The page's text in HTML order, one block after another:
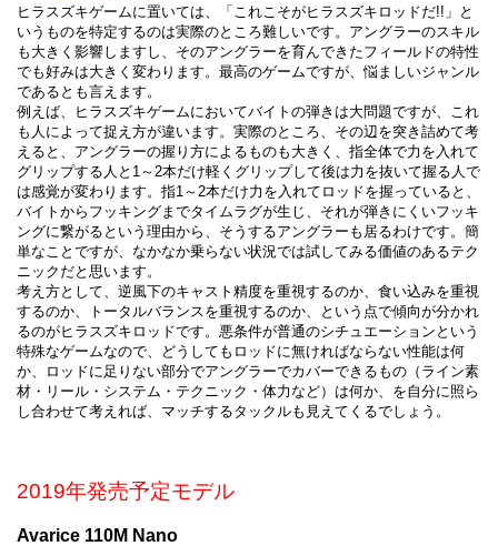
ヒラスズキゲームに置いては、「これこそがヒラスズキロッドだ!!」と
いうものを特定するのは実際のところ難しいです。アングラーのスキル
も大きく影響しますし、そのアングラーを育んできたフィールドの特性
でも好みは大きく変わります。最高のゲームですが、悩ましいジャンル
であるとも言えます。
例えば、ヒラスズキゲームにおいてバイトの弾きは大問題ですが、これ
も人によって捉え方が違います。実際のところ、その辺を突き詰めて考
えると、アングラーの握り方によるものも大きく、指全体で力を入れて
グリップする人と1～2本だけ軽くグリップして後は力を抜いて握る人で
は感覚が変わります。指1～2本だけ力を入れてロッドを握っていると、
バイトからフッキングまでタイムラグが生じ、それが弾きにくいフッキ
ングに繋がるという理由から、そうするアングラーも居るわけです。簡
単なことですが、なかなか乗らない状況では試してみる価値のあるテク
ニックだと思います。
考え方として、逆風下のキャスト精度を重視するのか、食い込みを重視
するのか、トータルバランスを重視するのか、という点で傾向が分かれ
るのがヒラスズキロッドです。悪条件が普通のシチュエーションという
特殊なゲームなので、どうしてもロッドに無ければならない性能は何
か、ロッドに足りない部分でアングラーでカバーできるもの（ライン素
材・リール・システム・テクニック・体力など）は何か、を自分に照ら
し合わせて考えれば、マッチするタックルも見えてくるでしょう。
2019年発売予定モデル
Avarice 110M Nano